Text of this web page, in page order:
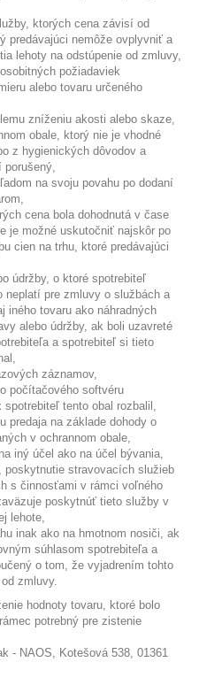
ktorých cena závisí od
predávajúci nemôže ovplyvniť a
lehoty na odstúpenie od zmluvy,
požiadaviek
alebo tovaru určeného
zníženiu akosti alebo skaze,
obale, ktorý nie je vhodné
z hygienických dôvodov a
porušený,
na svoju povahu po dodaní
cena bola dohodnutá v čase
je možné uskutočniť najskôr po
cien na trhu, ktoré predávajúci
údržby, o ktoré spotrebiteľ
neplatí pre zmluvy o službách a
iného tovaru ako náhradných
alebo údržby, ak boli uzavreté
a spotrebiteľ si tieto
záznamov,
počítačového softvéru
spotrebiteľ tento obal rozbalil,
predaja na základe dohody o
v ochrannom obale,
iný účel ako na účel bývania,
poskytnutie stravovacích služieb
s činnosťami v rámci voľného
poskytnúť tieto služby v
lehote,
inak ako na hmotnom nosiči, ak
súhlasom spotrebiteľa a
o tom, že vyjadrením tohto
zmluvy.
hodnoty tovaru, ktoré bolo
potrebný pre zistenie
- NAOS, Kotešová 538, 01361